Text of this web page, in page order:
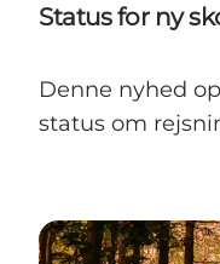
Status for ny
Denne nyhed
status om